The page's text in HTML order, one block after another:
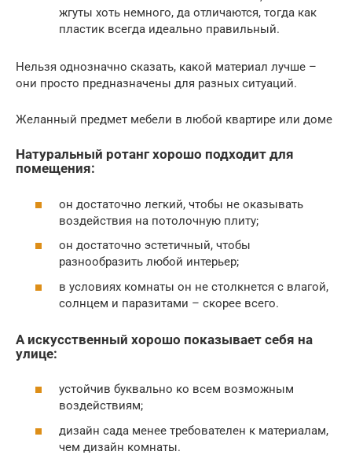
жгуты хоть немного, да отличаются, тогда как
пластик всегда идеально правильный.
Нельзя однозначно сказать, какой материал лучше –
они просто предназначены для разных ситуаций.
Желанный предмет мебели в любой квартире или доме
Натуральный ротанг хорошо подходит для
помещения:
он достаточно легкий, чтобы не оказывать
воздействия на потолочную плиту;
он достаточно эстетичный, чтобы
разнообразить любой интерьер;
в условиях комнаты он не столкнется с влагой,
солнцем и паразитами – скорее всего.
А искусственный хорошо показывает себя на
улице:
устойчив буквально ко всем возможным
воздействиям;
дизайн сада менее требователен к материалам,
чем дизайн комнаты.